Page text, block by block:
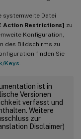
systemweite Datei
Action Restrictions] zu
Konfiguration,
des Bildschirms zu
finden Sie
Keys
ist in
Versionen
verfasst und
Weitere
zur
Disclaimer)